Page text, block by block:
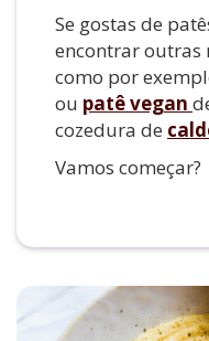
Se gostas de
encontrar outras
como por
ou patê vegan
cozedura de
Vamos começar?